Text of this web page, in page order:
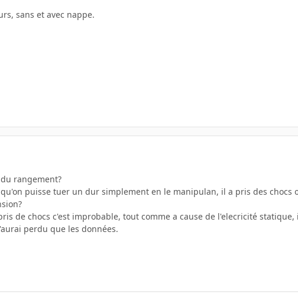
sans et avec nappe.
rangement?
puisse tuer un dur simplement en le manipulan, il a pris des chocs
de chocs c'est improbable, tout comme a cause de l'elecricité
perdu que les données.